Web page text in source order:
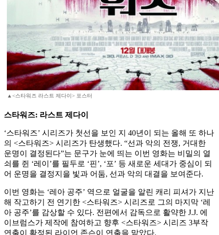
▲<스타워즈 라스트 제다이> 포스터
스타워즈: 라스트 제다이
‘스타워즈’ 시리즈가 첫선을 보인 지 40년이 되는 올해 또 하나
의 <스타워즈> 시리즈가 탄생했다. “선과 악의 전쟁, 거대한
운명이 결정된다”는 문구가 눈에 띄는 이번 영화는 비밀의 열
쇠를 쥔 ‘레이’를 필두로 ‘핀’, ‘포’ 등 새로운 세대가 중심이 되
어 운명을 결정지을 빛과 어둠, 선과 악의 대결을 보여준다.
이번 영화는 ‘레아 공주’ 역으로 얼굴을 알린 캐리 피셔가 지난
해 작고하기 전 연기한 <스타워즈> 시리즈로 그의 마지막 ‘레
아 공주’를 감상할 수 있다. 전편에서 감독으로 활약한 J.J. 에
이브럼스가 제작에 참여하고 향후 <스타워즈> 시리즈 3부작
연출이 확정된 라이언 존슨이 연출을 맡았다.